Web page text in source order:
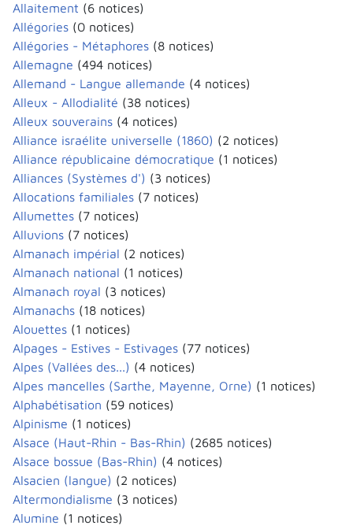
Allaitement (6 notices)
Allégories (0 notices)
Allégories - Métaphores (8 notices)
Allemagne (494 notices)
Allemand - Langue allemande (4 notices)
Alleux - Allodialité (38 notices)
Alleux souverains (4 notices)
Alliance israélite universelle (1860) (2 notices)
Alliance républicaine démocratique (1 notices)
Alliances (Systèmes d') (3 notices)
Allocations familiales (7 notices)
Allumettes (7 notices)
Alluvions (7 notices)
Almanach impérial (2 notices)
Almanach national (1 notices)
Almanach royal (3 notices)
Almanachs (18 notices)
Alouettes (1 notices)
Alpages - Estives - Estivages (77 notices)
Alpes (Vallées des...) (4 notices)
Alpes mancelles (Sarthe, Mayenne, Orne) (1 notices)
Alphabétisation (59 notices)
Alpinisme (1 notices)
Alsace (Haut-Rhin - Bas-Rhin) (2685 notices)
Alsace bossue (Bas-Rhin) (4 notices)
Alsacien (langue) (2 notices)
Altermondialisme (3 notices)
Alumine (1 notices)